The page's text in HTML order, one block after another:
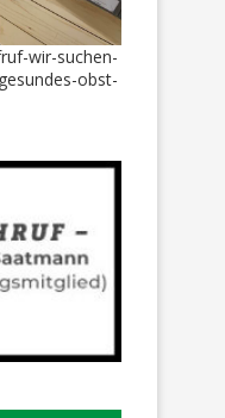
bekam Schuhe und
Kleidung
wir-suchen-
obst-